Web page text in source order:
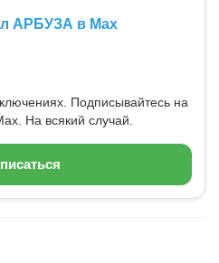
АРБУЗА в Max
Подписывайтесь на
На всякий случай.